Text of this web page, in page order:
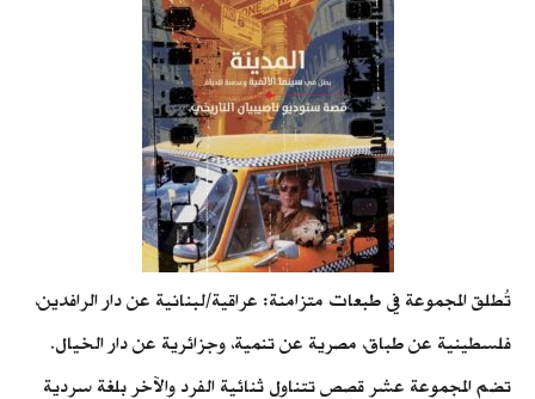
تُطلق المجموعة في طبعات متزامنة: عراقية/لبنانية عن دار الرافدين،
فلسطينية عن طباق، مصرية عن تنمية، وجزائرية عن دار الخيال.
تضم المجموعة عشر قصص تتناول ثنائية الفرد والآخر بلغة سردية